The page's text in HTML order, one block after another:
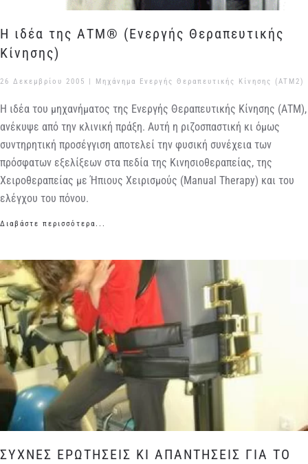
Η ιδέα της ΑΤΜ® (Ενεργής Θεραπευτικής
Κίνησης)
26 Δεκεμβρίου 2005 | Μηχάνημα Ενεργής Θεραπευτικής Κίνησης (ATM2)
Η ιδέα του μηχανήματος της Ενεργής Θεραπευτικής Κίνησης (ΑΤΜ),
ανέκυψε από την κλινική πράξη. Αυτή η ριζοσπαστική κι όμως
συντηρητική προσέγγιση αποτελεί την φυσική συνέχεια των
πρόσφατων εξελίξεων στα πεδία της Κινησιοθεραπείας, της
Χειροθεραπείας με Ήπιους Χειρισμούς (Manual Therapy) και του
ελέγχου του πόνου.
Διαβάστε περισσότερα...
ΣΥΧΝΕΣ ΕΡΩΤΗΣΕΙΣ ΚΙ ΑΠΑΝΤΗΣΕΙΣ ΓΙΑ ΤΟ